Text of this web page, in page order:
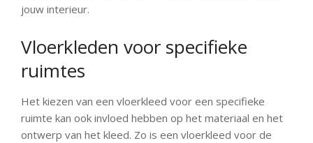
jouw interieur.
Vloerkleden voor specifieke
ruimtes
Het kiezen van een vloerkleed voor een specifieke
ruimte kan ook invloed hebben op het materiaal en het
ontwerp van het kleed. Zo is een vloerkleed voor de